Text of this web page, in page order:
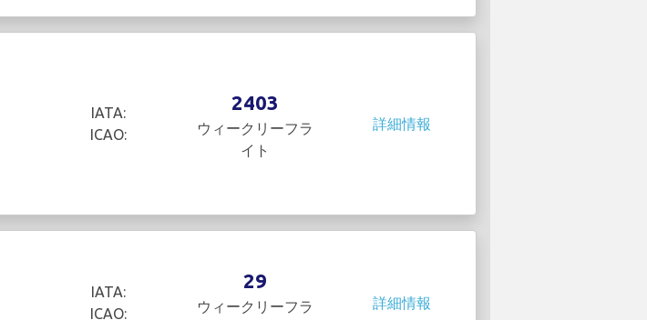
IATA:
ICAO:
2403
ウィークリーフラ
イト
詳細情報
IATA:
ICAO:
29
ウィークリーフラ
詳細情報